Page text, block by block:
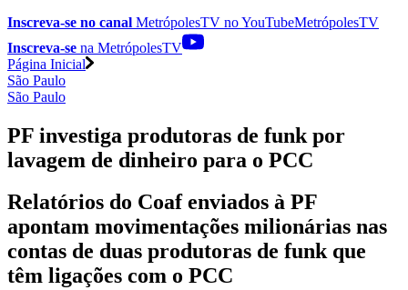
Inscreva-se no canal MetrópolesTV noYouTubeMetrópolesTV
Inscreva-se na MetrópolesTV
Página Inicial
São Paulo
São Paulo
PF investiga produtoras de funk por
lavagem de dinheiro para o PCC
Relatórios do Coaf enviados à PF
apontam movimentações milionárias nas
contas de duas produtoras de funk que
têm ligações com o PCC